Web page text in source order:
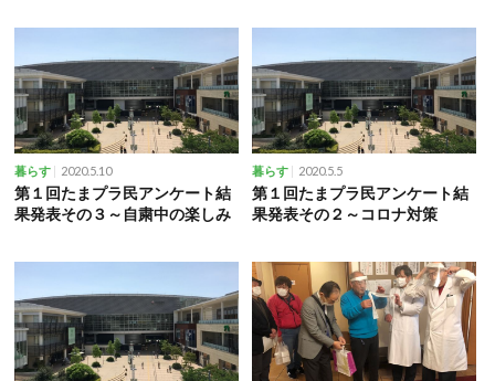
暮らす 2020.5.10
第１回たまプラ民アンケート結
果発表その３～自粛中の楽しみ
暮らす 2020.5.5
第１回たまプラ民アンケート結
果発表その２～コロナ対策